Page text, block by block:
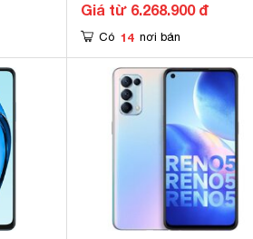
Giá từ 6.268.900 đ
Có 14 nơi bán